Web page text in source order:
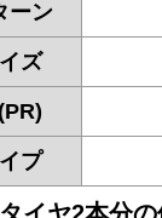
ーン
ズ
プ